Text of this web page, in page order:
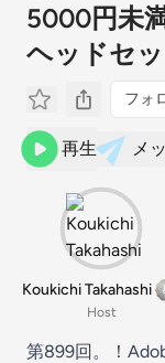
5000円未
ヘッドセ
フォ
再生 メ
Koukichi Takahashi
Host
第899回。！